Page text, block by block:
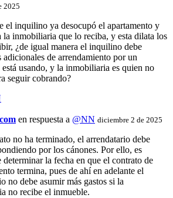
2025
el inquilino ya desocupó el apartamento y
la inmobiliaria que lo reciba, y esta dilata los
¿de igual manera el inquilino debe
adicionales de arrendamiento por un
usando, y la inmobiliaria es quien no
seguir cobrando?
en respuesta a @NN diciembre 2 de 2025
no ha terminado, el arrendatario debe
por los cánones. Por ello, es
determinar la fecha en que el contrato de
termina, pues de ahí en adelante el
no debe asumir más gastos si la
no recibe el inmueble.